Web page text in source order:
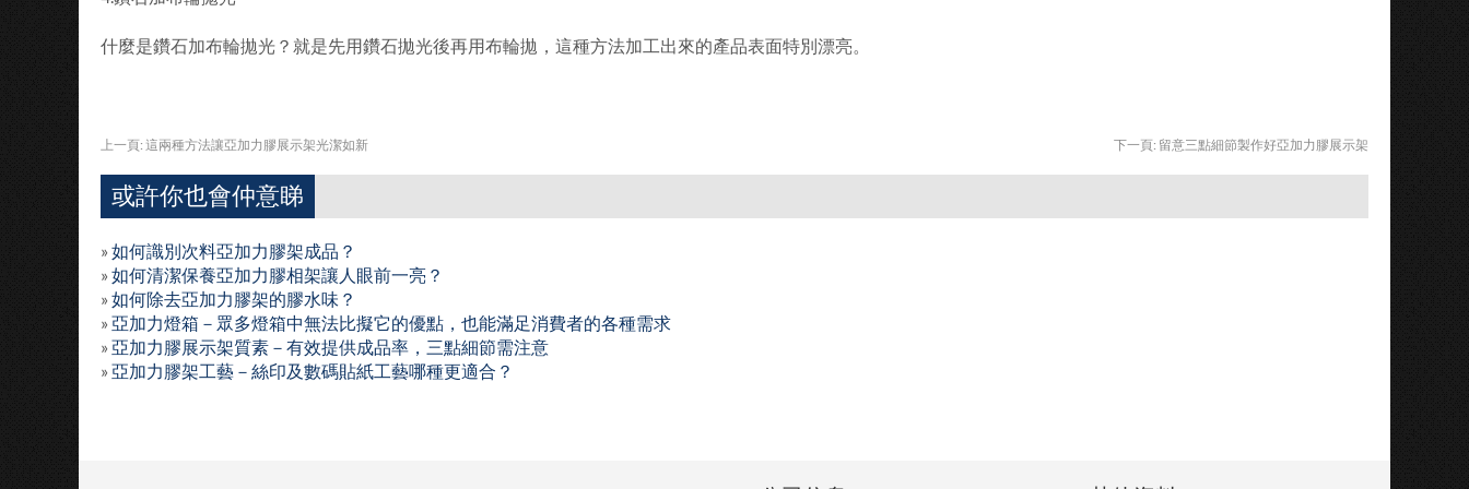
什麼是鑽石加布輪拋光？就是先用鑽石拋光後再用布輪拋，這種方法加工出來的產品表面特別漂亮。
上一頁: 這兩種方法讓亞加力膠展示架光潔如新 下一頁: 留意三點細節製作好亞加力膠展示架
或許你也會仲意睇
» 如何識別次料亞加力膠架成品？
» 如何清潔保養亞加力膠相架讓人眼前一亮？
» 如何除去亞加力膠架的膠水味？
» 亞加力燈箱－眾多燈箱中無法比擬它的優點，也能滿足消費者的各種需求
» 亞加力膠展示架質素－有效提供成品率，三點細節需注意
» 亞加力膠架工藝－絲印及數碼貼紙工藝哪種更適合？